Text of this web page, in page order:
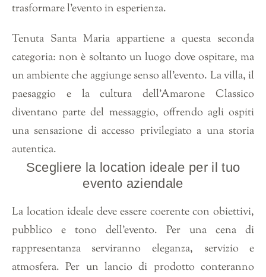
trasformare l’evento in esperienza.
Tenuta Santa Maria appartiene a questa seconda
categoria: non è soltanto un luogo dove ospitare, ma
un ambiente che aggiunge senso all’evento. La villa, il
paesaggio e la cultura dell’Amarone Classico
diventano parte del messaggio, offrendo agli ospiti
una sensazione di accesso privilegiato a una storia
autentica.
Scegliere la location ideale per il tuo
evento aziendale
La location ideale deve essere coerente con obiettivi,
pubblico e tono dell’evento. Per una cena di
rappresentanza serviranno eleganza, servizio e
atmosfera. Per un lancio di prodotto conteranno